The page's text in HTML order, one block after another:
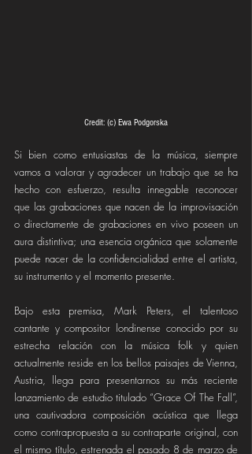
Credit: (c) Ewa Podgorska
Si bien como entusiastas de la música, siempre
vamos a valorar y agradecer un trabajo que se ha
hecho con esfuerzo, resulta innegable reconocer
que las grabaciones que nacen de la improvisación
o directamente de grabaciones en vivo poseen un
aura distintiva; una esencia orgánica que solamente
puede nacer de la confidencialidad entre el artista,
su instrumento y el momento presente.
Bajo esta premisa, Mark Peters, el talentoso
cantante y compositor londinense conocido por su
estrecha relación con la música folk y quien
actualmente reside en los bellos paisajes de Vienna,
Austria, llega para presentarnos su más reciente
lanzamiento de estudio titulado “Grace Of The Fall”,
una cautivadora composición acústica que llega
como contrapropuesta a su contraparte original, con
el mismo título, estrenada el pasado 8 de marzo de